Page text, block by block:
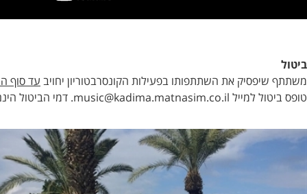
בפעילות הקונסרבטוריון יחויבעד סוף החודששבו שלח